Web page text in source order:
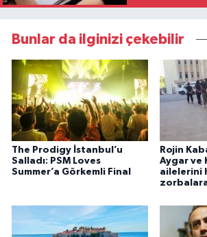
Bunlar da ilginizi çekebilir
The Prodigy İstanbul’u
Salladı: PSM Loves
Summer’a Görkemli Final
Rojin
Aygar ve
ailelerini